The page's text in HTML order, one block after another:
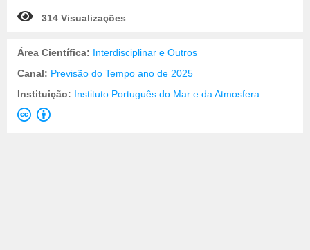
314 Visualizações
Área Científica: Interdisciplinar e Outros
Canal: Previsão do Tempo ano de 2025
Instituição: Instituto Português do Mar e da Atmosfera